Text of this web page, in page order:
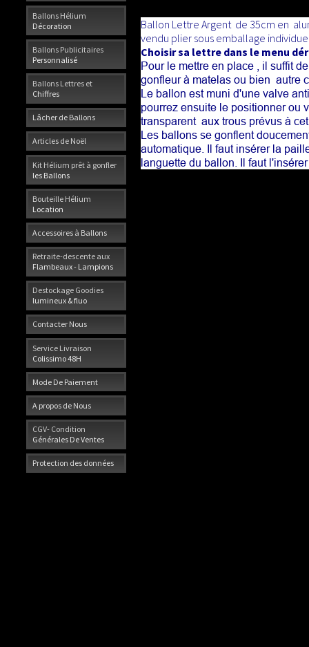
Ballons Hélium
Décoration
Ballons Publicitaires
Personnalisé
Ballons Lettres et
Chiffres
Lâcher de Ballons
Articles de Noël
Kit Hélium prêt à gonfler
les Ballons
Bouteille Hélium
Location
Accessoires à Ballons
Retraite-descente aux
Flambeaux - Lampions
Destockage Goodies
lumineux & fluo
Contacter Nous
Service Livraison
Colissimo 48H
Mode De Paiement
A propos de Nous
CGV- Condition
Générales De Ventes
Protection des données
Ballon Lettre Argent de 35cm en
vendu plier sous emballage
Choisir sa lettre dans le menu
Pour le mettre en place , il suffit
gonfleur à matelas ou bien autre
Le ballon est muni d'une valve
pourrez ensuite le positionner ou
transparent aux trous prévus à
Les ballons se gonflent
automatique. Il faut insérer la
languette du ballon. Il faut